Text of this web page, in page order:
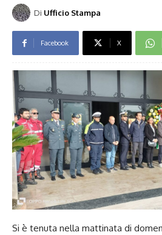
Di Ufficio Stampa
Facebook X
Si è tenuta nella mattinata di